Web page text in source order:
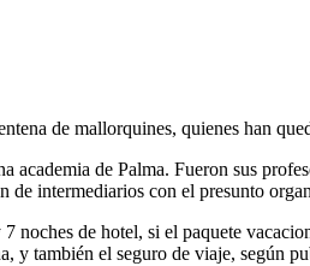
de mallorquines, quienes han
de Palma. Fueron sus
de intermediarios con el presunto
de hotel, si el paquete
y también el seguro de viaje, según